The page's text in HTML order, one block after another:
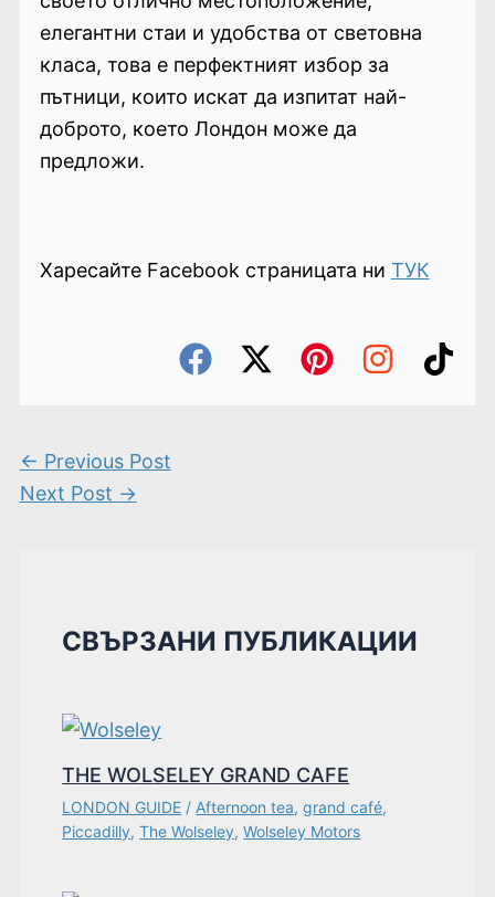
елегантни стаи и удобства от световна
класа, това е перфектният избор за
пътници, които искат да изпитат най-
доброто, което Лондон може да
предложи.
Харесайте Facebook страницата ни ТУК
← Previous Post
Next Post →
СВЪРЗАНИ ПУБЛИКАЦИИ
THE WOLSELEY GRAND CAFE
LONDON GUIDE /Afternoon tea,grand café,
Piccadilly,The Wolseley,Wolseley Motors